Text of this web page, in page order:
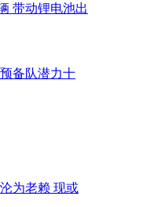
带动锂电池出
备队潜力十
为老赖 现或